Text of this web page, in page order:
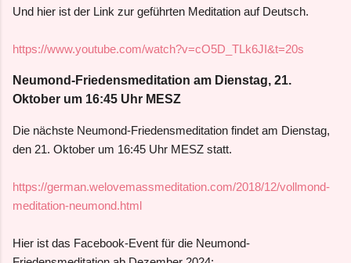
Und hier ist der Link zur geführten Meditation auf Deutsch.
https://www.youtube.com/watch?v=cO5D_TLk6JI&t=20s
Neumond-Friedensmeditation am Dienstag, 21.
Oktober um 16:45 Uhr MESZ
Die nächste Neumond-Friedensmeditation findet am Dienstag,
den 21. Oktober um 16:45 Uhr MESZ statt.
https://german.welovemassmeditation.com/2018/12/vollmond-
meditation-neumond.html
Hier ist das Facebook-Event für die Neumond-